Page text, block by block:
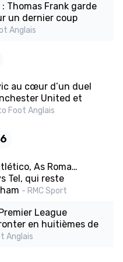
Thomas Frank garde
un dernier coup
Anglais
au cœur d’un duel
United et
Foot Anglais
As Roma…
Tel, qui reste
- RMC Sport
League
en huitièmes de
Anglais